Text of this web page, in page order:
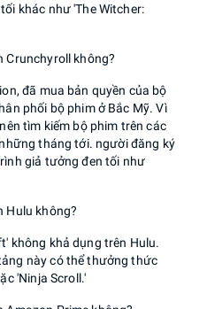
khác như 'The Witcher:
Crunchyroll không?
đã mua bản quyền của bộ
phối bộ phim ở Bắc Mỹ. Vì
tìm kiếm bộ phim trên các
tháng tới. người đăng ký
giả tưởng đen tối như
Hulu không?
không khả dụng trên Hulu.
này có thể thưởng thức
'Ninja Scroll.'